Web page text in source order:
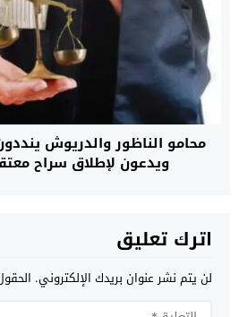
محامو الناظور والدريوش ينددون
ويدعون لإطلاق سراح
اترك تعليق
لن يتم نشر عنوان بريدك الإلكتروني.